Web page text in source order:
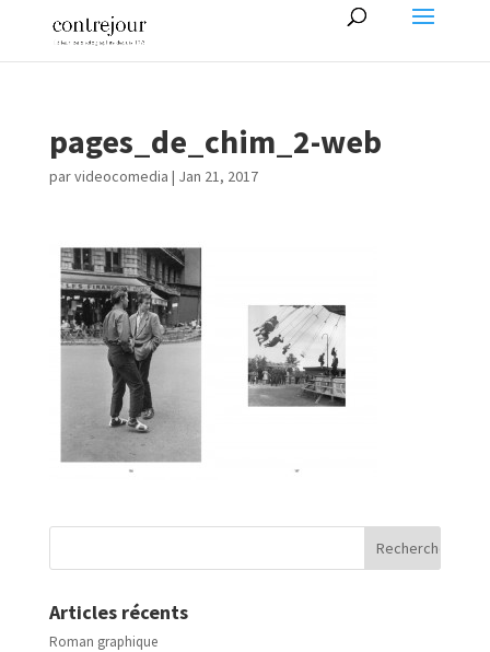
pages_de_chim_2-web
parvideocomedia | Jan 21, 2017
Articles récents
Roman graphique